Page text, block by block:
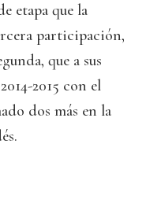
etapa que la
participación,
que a sus
2015 con el
dos más en la